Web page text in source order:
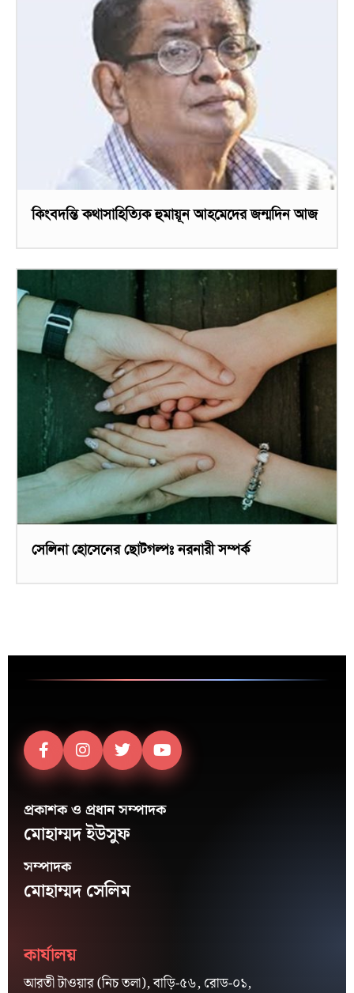
কিংবদন্তি কথাসাহিত্যিক হুমায়ূন আহমেদের জন্মদিন আজ
সেলিনা হোসেনের ছোটগল্পঃ নরনারী সম্পর্ক
প্রকাশক ও প্রধান সম্পাদক
মোহাম্মদ ইউসুফ
সম্পাদক
মোহাম্মদ সেলিম
কার্যালয়
আরতী টাওয়ার (নিচ তলা), বাড়ি-৫৬, রোড-০১,